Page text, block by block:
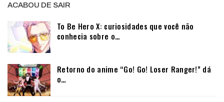
ACABOU DE SAIR
To Be Hero X: curiosidades que você não
conhecia sobre o…
Retorno do anime “Go! Go! Loser Ranger!” dá
o…